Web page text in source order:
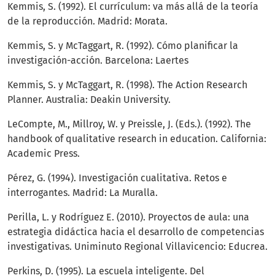
Kemmis, S. (1992). El currículum: va más allá de la teoría
de la reproducción. Madrid: Morata.
Kemmis, S. y McTaggart, R. (1992). Cómo planificar la
investigación-acción. Barcelona: Laertes
Kemmis, S. y McTaggart, R. (1998). The Action Research
Planner. Australia: Deakin University.
LeCompte, M., Millroy, W. y Preissle, J. (Eds.). (1992). The
handbook of qualitative research in education. California:
Academic Press.
Pérez, G. (1994). Investigación cualitativa. Retos e
interrogantes. Madrid: La Muralla.
Perilla, L. y Rodríguez E. (2010). Proyectos de aula: una
estrategia didáctica hacia el desarrollo de competencias
investigativas. Uniminuto Regional Villavicencio: Educrea.
Perkins, D. (1995). La escuela inteligente. Del